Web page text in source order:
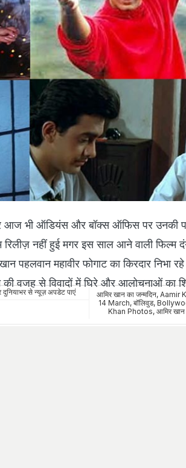
आज भी ऑडियंस और बॉक्स ऑफिस पर उनकी
नहीं हुई मगर इस साल आने वाली फिल्म
महावीर फोगाट का किरदार निभा
वजह से विवादों में घिरे और आलोचनाओं का
से न्यूज़ अपडेट पाएं
आमिर खान का जन्मदिन, Aamir
14 March, बॉलिवुड,
Khan Photos, आमिर खान